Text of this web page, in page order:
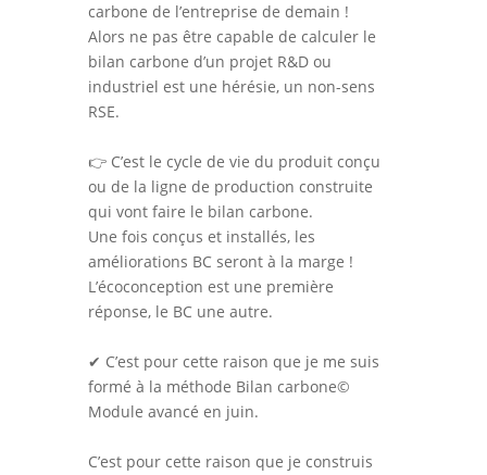
carbone de l’entreprise de demain !
Alors ne pas être capable de calculer le
bilan carbone d’un projet R&D ou
industriel est une hérésie, un non-sens
RSE.
👉 C’est le cycle de vie du produit conçu
ou de la ligne de production construite
qui vont faire le bilan carbone.
Une fois conçus et installés, les
améliorations BC seront à la marge !
L’écoconception est une première
réponse, le BC une autre.
✔ C’est pour cette raison que je me suis
formé à la méthode Bilan carbone©
Module avancé en juin.
C’est pour cette raison que je construis